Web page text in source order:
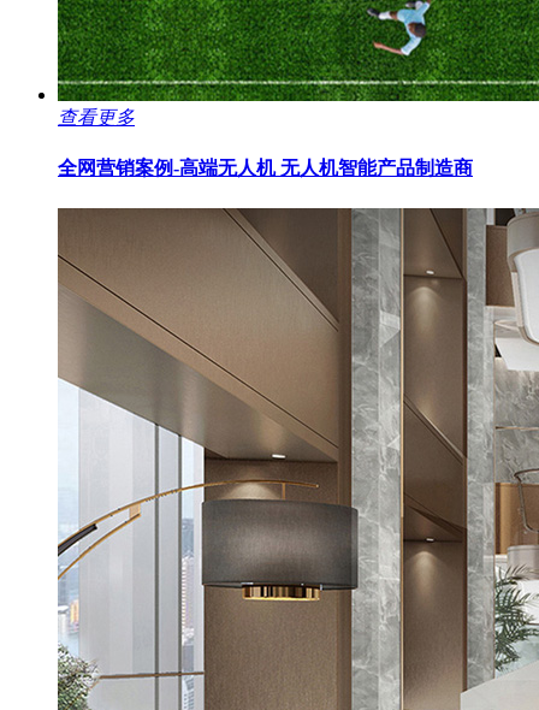
查看更多
全网营销案例-高端无人机无人机智能产品制造商